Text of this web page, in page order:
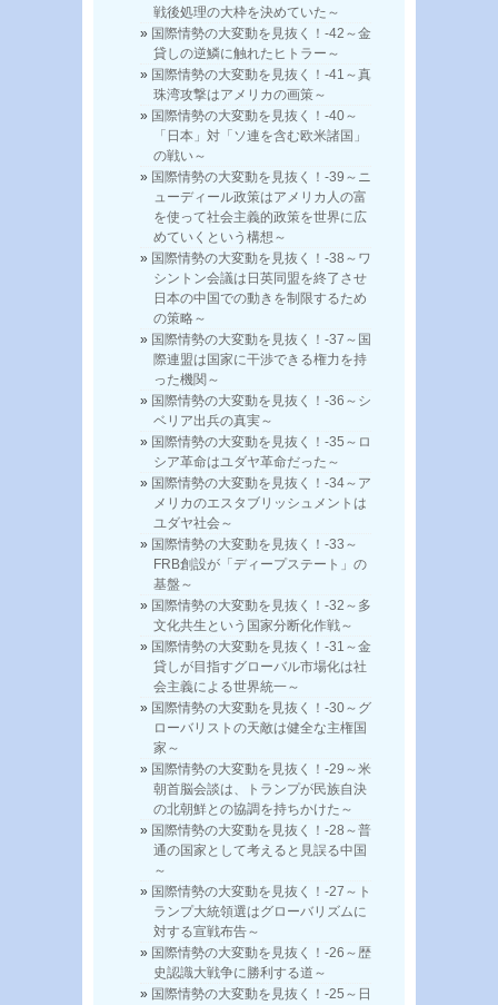
戦後処理の大枠を決めていた～
国際情勢の大変動を見抜く！-42～金
貸しの逆鱗に触れたヒトラー～
国際情勢の大変動を見抜く！-41～真
珠湾攻撃はアメリカの画策～
国際情勢の大変動を見抜く！-40～
「日本」対「ソ連を含む欧米諸国」
の戦い～
国際情勢の大変動を見抜く！-39～ニ
ューディール政策はアメリカ人の富
を使って社会主義的政策を世界に広
めていくという構想～
国際情勢の大変動を見抜く！-38～ワ
シントン会議は日英同盟を終了させ
日本の中国での動きを制限するため
の策略～
国際情勢の大変動を見抜く！-37～国
際連盟は国家に干渉できる権力を持
った機関～
国際情勢の大変動を見抜く！-36～シ
ベリア出兵の真実～
国際情勢の大変動を見抜く！-35～ロ
シア革命はユダヤ革命だった～
国際情勢の大変動を見抜く！-34～ア
メリカのエスタブリッシュメントは
ユダヤ社会～
国際情勢の大変動を見抜く！-33～
FRB創設が「ディープステート」の
基盤～
国際情勢の大変動を見抜く！-32～多
文化共生という国家分断化作戦～
国際情勢の大変動を見抜く！-31～金
貸しが目指すグローバル市場化は社
会主義による世界統一～
国際情勢の大変動を見抜く！-30～グ
ローバリストの天敵は健全な主権国
家～
国際情勢の大変動を見抜く！-29～米
朝首脳会談は、トランプが民族自決
の北朝鮮との協調を持ちかけた～
国際情勢の大変動を見抜く！-28～普
通の国家として考えると見誤る中国
～
国際情勢の大変動を見抜く！-27～ト
ランプ大統領選はグローバリズムに
対する宣戦布告～
国際情勢の大変動を見抜く！-26～歴
史認識大戦争に勝利する道～
国際情勢の大変動を見抜く！-25～日